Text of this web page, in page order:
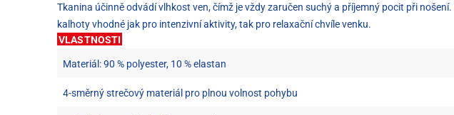
Tkanina účinně odvádí vlhkost ven, čímž je vždy zaručen suchý a příjemný pocit při
kalhoty vhodné jak pro intenzivní aktivity, tak pro relaxační chvíle venku.
VLASTNOSTI
Materiál: 90 % polyester, 10 % elastan
4-směrný strečový materiál pro plnou volnost pohybu